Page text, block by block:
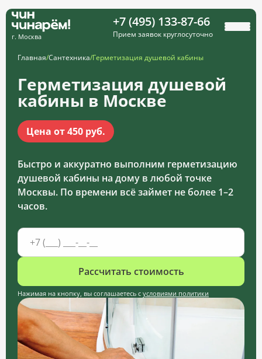
г. Москва
+7 (495) 133-87-66
Прием заявок круглосуточно
Главная/Сантехника/Герметизация душевой кабины
Герметизация душевой
кабины в Москве
Цена от 450 руб.
Быстро и аккуратно выполним герметизацию
душевой кабины на дому в любой точке
Москвы. По времени всё займет не более 1–2
часов.
Рассчитать стоимость
Нажимая на кнопку, вы соглашаетесь с условиями политики